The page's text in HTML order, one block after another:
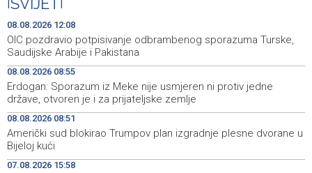
– Neum potpuno obustavljen
11:27
'ELVIS, moj komšija' najbolji muzički dokumentarni film na
City film festu u Niškoj Banji
11:16
Zračna luka Split rekordna u Hrvatskoj sa 770 tisuća
putnika u srpnju
11:09
Svečani doček Zelenskog u Beogradu, u fokusu
razgovora odnosi Srbije i Ukrajine
10:54
Kongori
SVIJET
08.08.2026 12:08
OIC pozdravio potpisivanje odbrambenog sporazuma Turske,
Saudijske Arabije i Pakistana
08.08.2026 08:55
Erdogan: Sporazum iz Meke nije usmjeren ni protiv jedne
države, otvoren je i za prijateljske zemlje
08.08.2026 08:51
Američki sud blokirao Trumpov plan izgradnje plesne dvorane u
Bijeloj kući
07.08.2026 15:58